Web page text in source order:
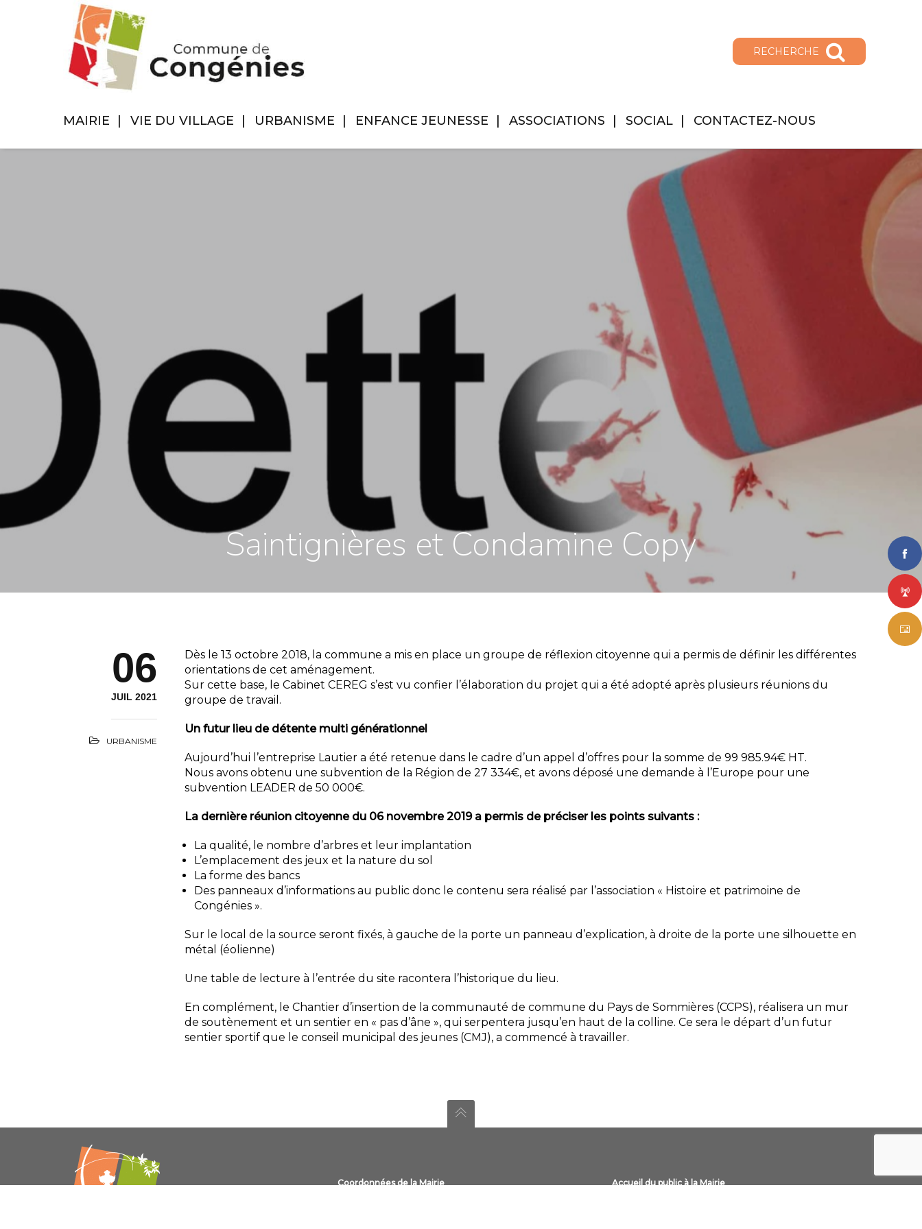
RECHERCHE
MAIRIE VIE DU VILLAGE URBANISME ENFANCE JEUNESSE ASSOCIATIONS SOCIAL CONTACTEZ-NOUS
Saintignières et Condamine Copy
06
JUIL 2021
URBANISME
Dès le 13 octobre 2018, la commune a mis en place un groupe de réflexion citoyenne qui a permis de définir les différentes
orientations de cet aménagement.
Sur cette base, le Cabinet CEREG s’est vu confier l’élaboration du projet qui a été adopté après plusieurs réunions du
groupe de travail.
Un futur lieu de détente multi générationnel
Aujourd’hui l’entreprise Lautier a été retenue dans le cadre d’un appel d’offres pour la somme de 99 985.94€ HT.
Nous avons obtenu une subvention de la Région de 27 334€, et avons déposé une demande à l’Europe pour une
subvention LEADER de 50 000€.
La dernière réunion citoyenne du 06 novembre 2019 a permis de préciser les points suivants :
La qualité, le nombre d’arbres et leur implantation
L’emplacement des jeux et la nature du sol
La forme des bancs
Des panneaux d’informations au public donc le contenu sera réalisé par l’association « Histoire et patrimoine de
Congénies ».
Sur le local de la source seront fixés, à gauche de la porte un panneau d’explication, à droite de la porte une silhouette en
métal (éolienne)
Une table de lecture à l’entrée du site racontera l’historique du lieu.
En complément, le Chantier d’insertion de la communauté de commune du Pays de Sommières (CCPS), réalisera un mur
de soutènement et un sentier en « pas d’âne », qui serpentera jusqu’en haut de la colline. Ce sera le départ d’un futur
sentier sportif que le conseil municipal des jeunes (CMJ), a commencé à travailler.
Coordonnées de la Mairie
Accueil du public à la Mairie